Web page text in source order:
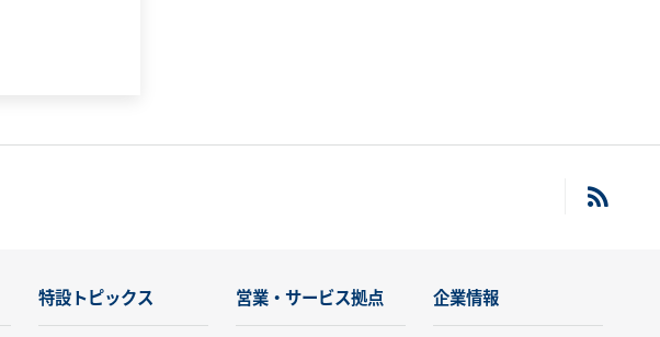
特設トピックス 営業・サービス拠点 企業情報